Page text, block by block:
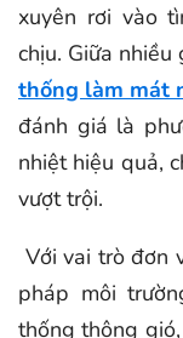
xuyên rơi vào
chịu. Giữa
thống làm mát
đánh giá là
nhiệt hiệu quả,
vượt trội.
Với vai trò đơn
pháp môi
thống thông gió,